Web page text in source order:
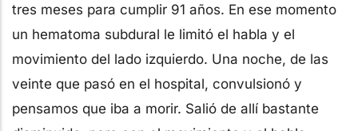
tres meses para cumplir 91 años. En ese momento
un hematoma subdural le limitó el habla y el
movimiento del lado izquierdo. Una noche, de las
veinte que pasó en el hospital, convulsionó y
pensamos que iba a morir. Salió de allí bastante